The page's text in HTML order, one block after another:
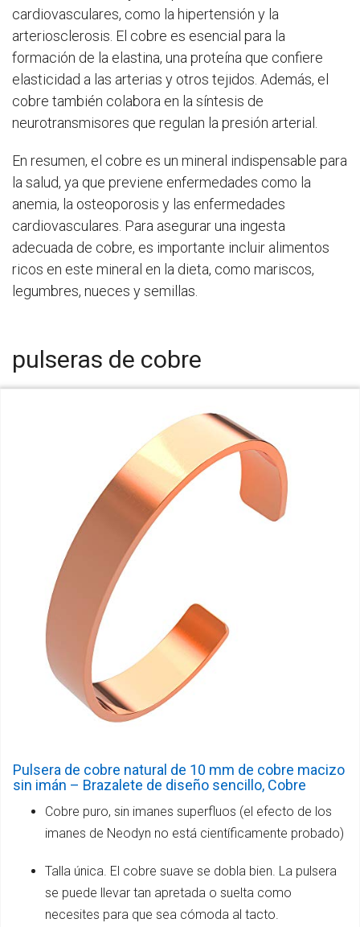
cardiovasculares, como la hipertensión y la
arteriosclerosis. El cobre es esencial para la
formación de la elastina, una proteína que confiere
elasticidad a las arterias y otros tejidos. Además, el
cobre también colabora en la síntesis de
neurotransmisores que regulan la presión arterial.
En resumen, el cobre es un mineral indispensable para
la salud, ya que previene enfermedades como la
anemia, la osteoporosis y las enfermedades
cardiovasculares. Para asegurar una ingesta
adecuada de cobre, es importante incluir alimentos
ricos en este mineral en la dieta, como mariscos,
legumbres, nueces y semillas.
pulseras de cobre
Pulsera de cobre natural de 10 mm de cobre macizo
sin imán – Brazalete de diseño sencillo, Cobre
Cobre puro, sin imanes superfluos (el efecto de los
imanes de Neodyn no está científicamente probado)
Talla única. El cobre suave se dobla bien. La pulsera
se puede llevar tan apretada o suelta como
necesites para que sea cómoda al tacto.